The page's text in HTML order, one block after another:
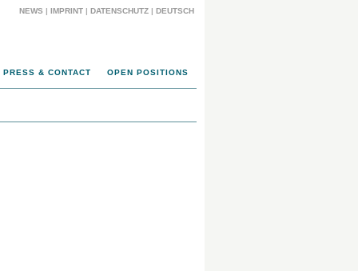
NEWS | IMPRINT | DATENSCHUTZ | DEUTSCH
PRESS & CONTACT OPEN POSITIONS